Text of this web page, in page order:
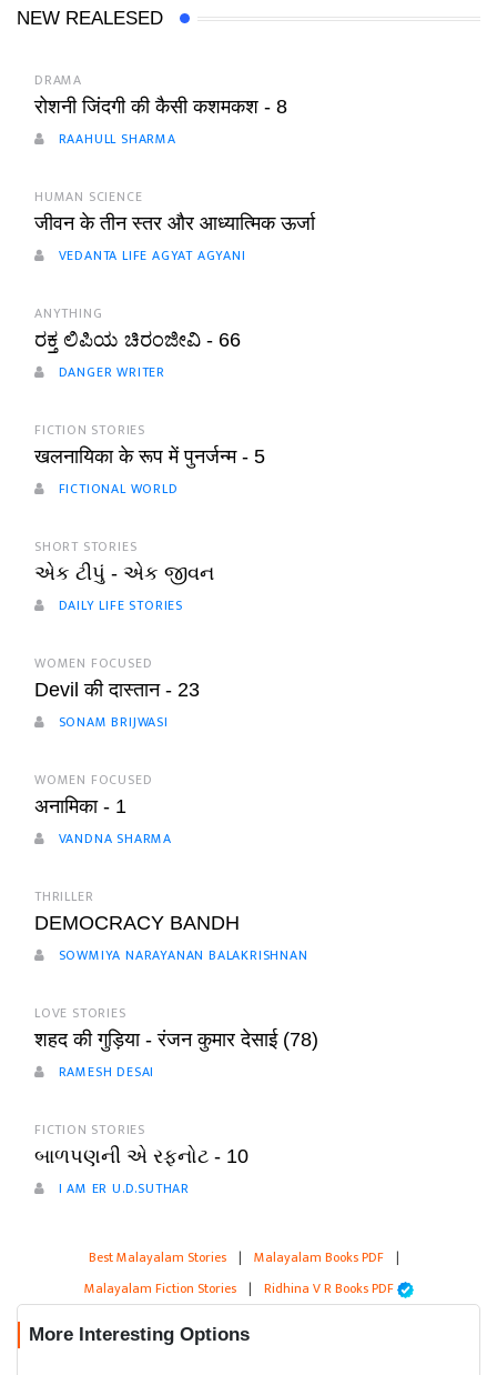
NEW REALESED
DRAMA
रोशनी जिंदगी की कैसी कशमकश - 8
RAAHULL SHARMA
HUMAN SCIENCE
जीवन के तीन स्तर और आध्यात्मिक ऊर्जा
VEDANTA LIFE AGYAT AGYANI
ANYTHING
ರಕ್ತ ಲಿಪಿಯ ಚಿರಂಜೀವಿ - 66
DANGER WRITER
FICTION STORIES
खलनायिका के रूप में पुनर्जन्म - 5
FICTIONAL WORLD
SHORT STORIES
એક ટીપું - એક જીવન
DAILY LIFE STORIES
WOMEN FOCUSED
Devil की दास्तान - 23
SONAM BRIJWASI
WOMEN FOCUSED
अनामिका - 1
VANDNA SHARMA
THRILLER
DEMOCRACY BANDH
SOWMIYA NARAYANAN BALAKRISHNAN
LOVE STORIES
शहद की गुड़िया - रंजन कुमार देसाई (78)
RAMESH DESAI
FICTION STORIES
બાળપણની એ રફનોટ - 10
I AM ER U.D.SUTHAR
Best Malayalam Stories | Malayalam Books PDF |
Malayalam Fiction Stories | Ridhina V R Books PDF
More Interesting Options